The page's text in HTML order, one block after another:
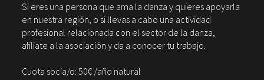
Si eres una persona que ama la danza y quieres apoyarla
en nuestra región, o si llevas a cabo una actividad
profesional relacionada con el sector de la danza,
afiliate a la asociación y da a conocer tu trabajo.
Cuota socia/o: 50€ /año natural